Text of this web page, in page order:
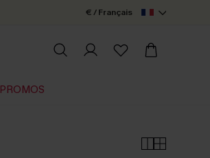
€ / Français
PROMOS